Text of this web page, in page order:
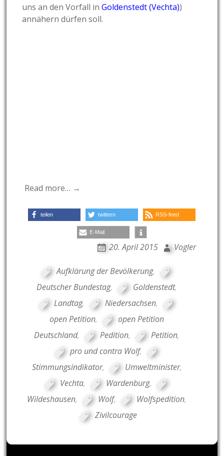
uns an den Vorfall inGoldenstedt (Vechta))
annähern dürfen soll.
Read more… →
teilen twittern RSS-feed
E-Mail
20. April 2015 Vogler
Aufklärung der Bevölkerung,
Deutscher Bundestag, Goldenstedt,
Landtag, Niedersachsen,
open Petition,
open Petition
Deutschland, Pedition, Petition,
pro und contra Wolf,
Stimmungsindikator, Umweltminister,
Vechta, Wardenburg,
Wildeshausen, Wolf, Wolfspedition,
Zivilcourage